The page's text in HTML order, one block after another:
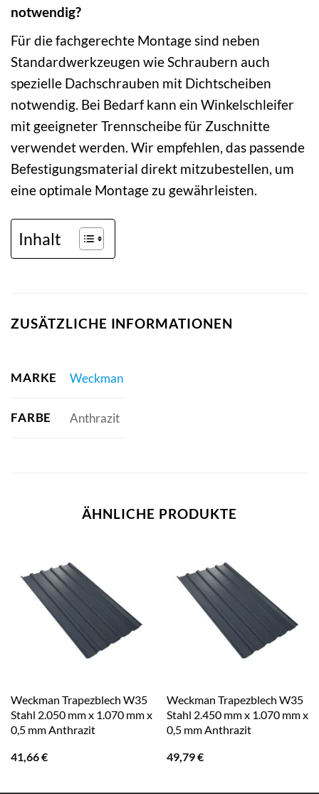
notwendig?
Für die fachgerechte Montage sind neben
Standardwerkzeugen wie Schraubern auch
spezielle Dachschrauben mit Dichtscheiben
notwendig. Bei Bedarf kann ein Winkelschleifer
mit geeigneter Trennscheibe für Zuschnitte
verwendet werden. Wir empfehlen, das passende
Befestigungsmaterial direkt mitzubestellen, um
eine optimale Montage zu gewährleisten.
Inhalt
ZUSÄTZLICHE INFORMATIONEN
MARKE Weckman
FARBE Anthrazit
ÄHNLICHE PRODUKTE
Weckman Trapezblech W35
Stahl 2.050 mm x 1.070 mm x
0,5 mm Anthrazit
41,66€
Weckman Trapezblech W35
Stahl 2.450 mm x 1.070 mm x
0,5 mm Anthrazit
49,79€